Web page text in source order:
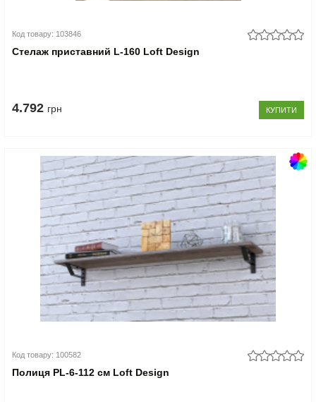
Код товару: 103846
Стелаж приставний L-160 Loft Design
4.792 грн КУПИТИ
Код товару: 100582
Полиця PL-6-112 см Loft Design